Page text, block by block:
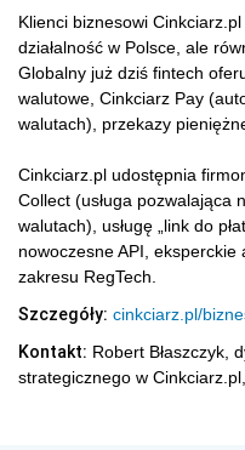
Klienci biznesowi
działalność w Polsce, ale
Globalny już dziś fintech
walutowe, Cinkciarz Pay
walutach), przekazy
Cinkciarz.pl udostępnia
Collect (usługa pozwalająca
walutach), usługę „link do
nowoczesne API, eksperckie
zakresu RegTech.
Szczegóły: cinkciarz.pl/
Kontakt: Robert Błaszczyk,
strategicznego w